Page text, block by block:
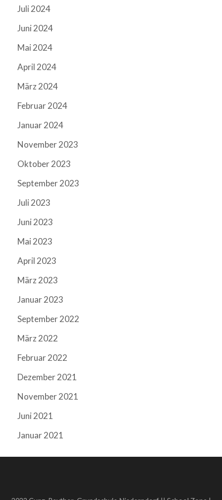
Juli 2024
Juni 2024
Mai 2024
April 2024
März 2024
Februar 2024
Januar 2024
November 2023
Oktober 2023
September 2023
Juli 2023
Juni 2023
Mai 2023
April 2023
März 2023
Januar 2023
September 2022
März 2022
Februar 2022
Dezember 2021
November 2021
Juni 2021
Januar 2021